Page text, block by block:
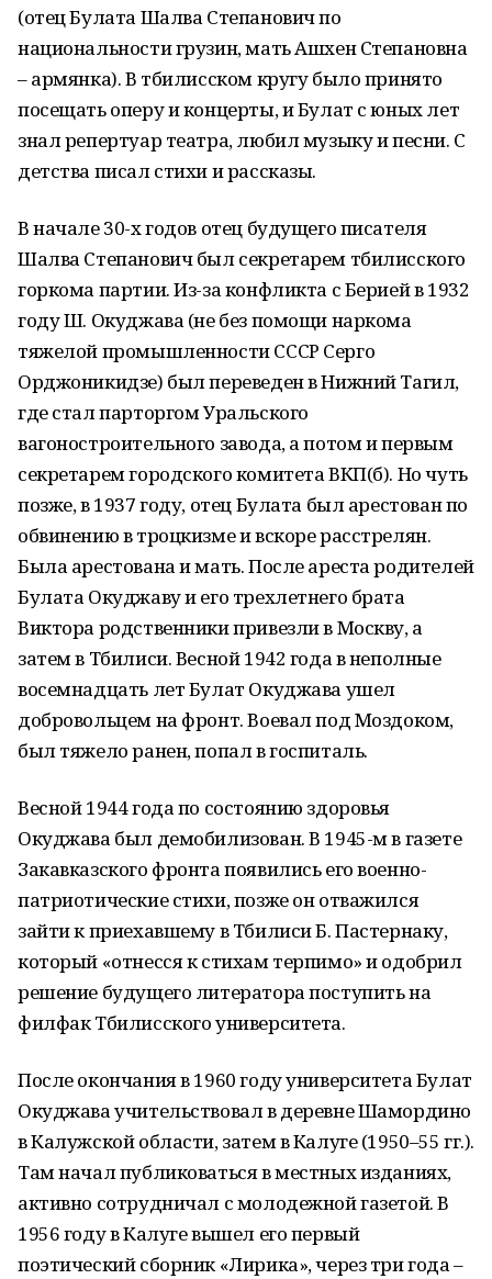
(отец Булата Шалва Степанович по
национальности грузин, мать Ашхен Степановна
– армянка). В тбилисском кругу было принято
посещать оперу и концерты, и Булат с юных лет
знал репертуар театра, любил музыку и песни. С
детства писал стихи и рассказы.
В начале 30-х годов отец будущего писателя
Шалва Степанович был секретарем тбилисского
горкома партии. Из-за конфликта с Берией в 1932
году Ш. Окуджава (не без помощи наркома
тяжелой промышленности СССР Серго
Орджоникидзе) был переведен в Нижний Тагил,
где стал парторгом Уральского
вагоностроительного завода, а потом и первым
секретарем городского комитета ВКП(б). Но чуть
позже, в 1937 году, отец Булата был арестован по
обвинению в троцкизме и вскоре расстрелян.
Была арестована и мать. После ареста родителей
Булата Окуджаву и его трехлетнего брата
Виктора родственники привезли в Москву, а
затем в Тбилиси. Весной 1942 года в неполные
восемнадцать лет Булат Окуджава ушел
добровольцем на фронт. Воевал под Моздоком,
был тяжело ранен, попал в госпиталь.
Весной 1944 года по состоянию здоровья
Окуджава был демобилизован. В 1945-м в газете
Закавказского фронта появились его военно-
патриотические стихи, позже он отважился
зайти к приехавшему в Тбилиси Б. Пастернаку,
который «отнесся к стихам терпимо» и одобрил
решение будущего литератора поступить на
филфак Тбилисского университета.
После окончания в 1960 году университета Булат
Окуджава учительствовал в деревне Шамордино
в Калужской области, затем в Калуге (1950–55 гг.).
Там начал публиковаться в местных изданиях,
активно сотрудничал с молодежной газетой. В
1956 году в Калуге вышел его первый
поэтический сборник «Лирика», через три года –